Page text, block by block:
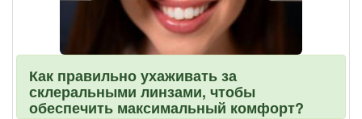
Как правильно ухаживать за
склеральными линзами, чтобы
обеспечить максимальный комфорт?